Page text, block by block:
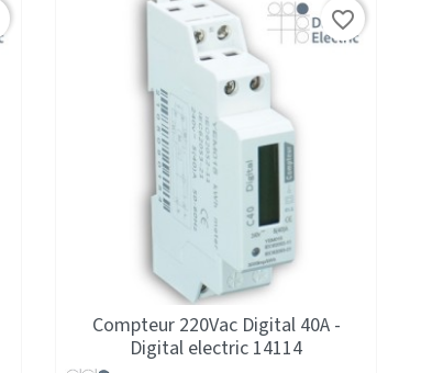
Compteur 220Vac Digital 40A -
Digital electric 14114
favorite_border